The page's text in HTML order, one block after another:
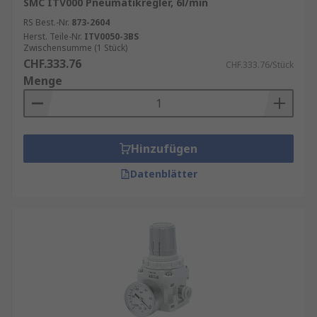
RS Best.-Nr. 873-2604
Herst. Teile-Nr. ITV0050-3BS
Zwischensumme (1 Stück)
CHF.333.76 CHF.333.76/Stück
Menge
Hinzufügen
Datenblätter